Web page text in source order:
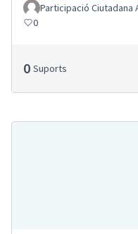
Participació Ciutadana
0
0 Suports